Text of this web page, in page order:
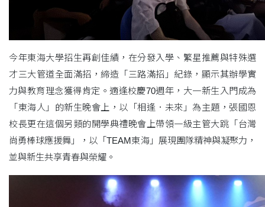
今年東海大學招生再創佳績，在分發入學、繁星推薦與特殊選
才三大管道全面滿招，締造「三路滿招」紀錄，顯示其辦學實
力與教育理念獲得肯定。適逢校慶70週年，大一新生入門成為
「東海人」的新生晚會上，以「相逢．未來」為主題，張國恩
校長更在這個另類的開學典禮晚會上帶領一級主管大跳「台灣
尚勇棒球應援舞」，以「TEAM東海」展現團隊精神與凝聚力，
並與新生共享青春與榮耀。